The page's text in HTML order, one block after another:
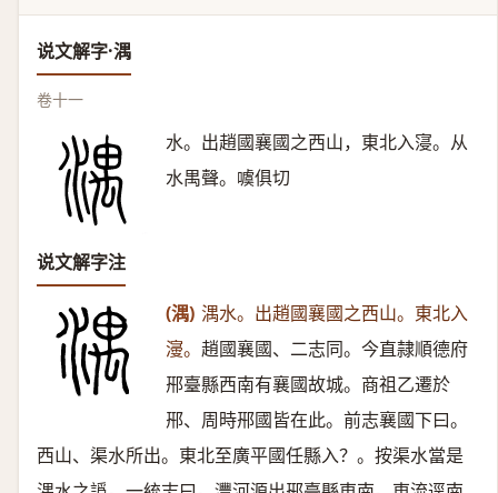
说文解字·湡
卷十一
水。出趙國襄國之西山，東北入寖。从
水禺聲。噳俱切
说文解字注
(湡) 湡水。出趙國襄國之西山。東北入
濅。 趙國襄國、二志同。今直隷順德府
郉臺縣西南有襄國故城。商祖乙遷於
郉、周時郉國皆在此。前志襄國下曰。
西山、渠水所出。東北至廣平國任縣入？。按渠水當是